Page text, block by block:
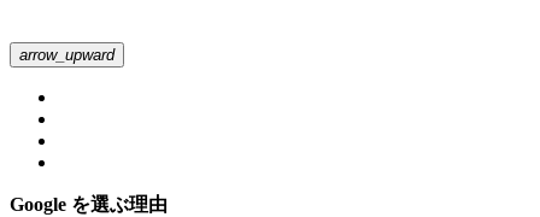
arrow_upward
Google を選ぶ理由